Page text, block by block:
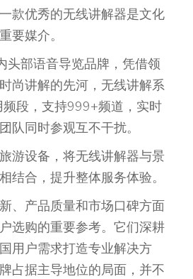
款优秀的无线讲解器是文化
要媒介。
头部语音导览品牌，凭借领
尚讲解的先河，无线讲解系
段，支持999+频道，实时
队同时参观互不干扰。
游设备，将无线讲解器与景
结合，提升整体服务体验。
、产品质量和市场口碑方面
选购的重要参考。它们深耕
用户需求打造专业解决方
占据主导地位的局面，并不